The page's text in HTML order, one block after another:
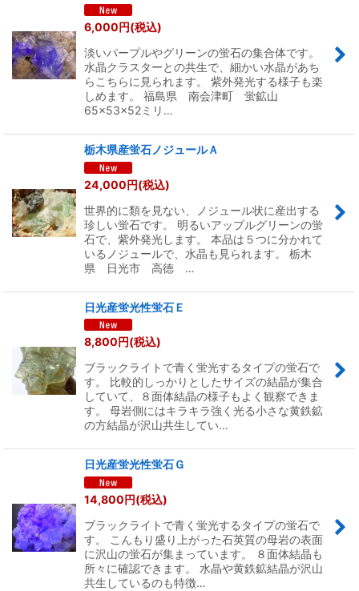
6,000円(税込)
淡いパープルやグリーンの蛍石の集合体です。
水晶クラスターとの共生で、細かい水晶があち
らこちらに見られます。 紫外発光する様子も楽
しめます。 福島県 南会津町 蛍鉱山
65×53×52ミリ…
栃木県産蛍石ノジュールＡ
24,000円(税込)
世界的に類を見ない、ノジュール状に産出する
珍しい蛍石です。 明るいアップルグリーンの蛍
石で、紫外発光します。 本品は５つに分かれて
いるノジュールで、水晶も見られます。 栃木
県 日光市 高徳 …
日光産蛍光性蛍石Ｅ
8,800 円(税込)
ブラックライトで青く蛍光するタイプの蛍石で
す。 比較的しっかりとしたサイズの結晶が集合
していて、８面体結晶の様子もよく観察できま
す。 母岩側にはキラキラ強く光る小さな黄鉄鉱
の方結晶が沢山共生してい…
日光産蛍光性蛍石Ｇ
14,800円(税込)
ブラックライトで青く蛍光するタイプの蛍石で
す。 こんもり盛り上がった石英質の母岩の表面
に沢山の蛍石が集まっています。 ８面体結晶も
所々に確認できます。 水晶や黄鉄鉱結晶が沢山
共生しているのも特徴…